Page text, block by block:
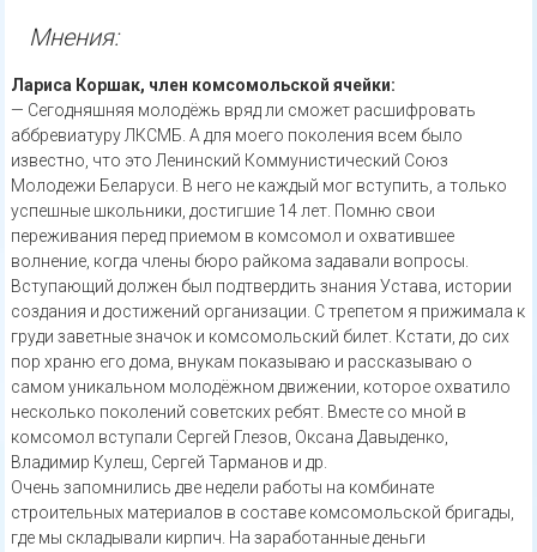
Мнения:
Лариса Коршак, член комсомольской ячейки:
— Сегодняшняя молодёжь вряд ли сможет расшифровать
аббревиатуру ЛКСМБ. А для моего поколения всем было
известно, что это Ленинский Коммунистический Союз
Молодежи Беларуси. В него не каждый мог вступить, а только
успешные школьники, достигшие 14 лет. Помню свои
переживания перед приемом в комсомол и охватившее
волнение, когда члены бюро райкома задавали вопросы.
Вступающий должен был подтвердить знания Устава, истории
создания и достижений организации. С трепетом я прижимала к
груди заветные значок и комсомольский билет. Кстати, до сих
пор храню его дома, внукам показываю и рассказываю о
самом уникальном молодёжном движении, которое охватило
несколько поколений советских ребят. Вместе со мной в
комсомол вступали Сергей Глезов, Оксана Давыденко,
Владимир Кулеш, Сергей Тарманов и др.
Очень запомнились две недели работы на комбинате
строительных материалов в составе комсомольской бригады,
где мы складывали кирпич. На заработанные деньги